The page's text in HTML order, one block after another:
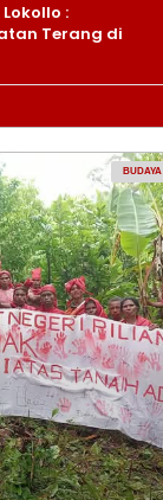
:
Terang di
BUDAYA